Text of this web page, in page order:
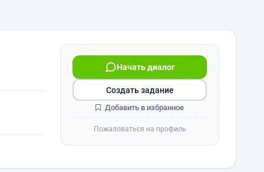
Начать диалог
Создать задание
Добавить в избранное
Пожаловаться на профиль